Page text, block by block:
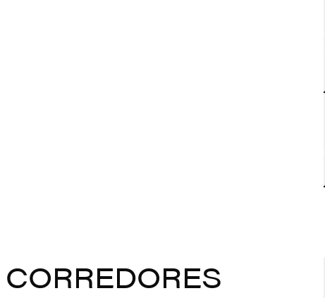
CORREDORES